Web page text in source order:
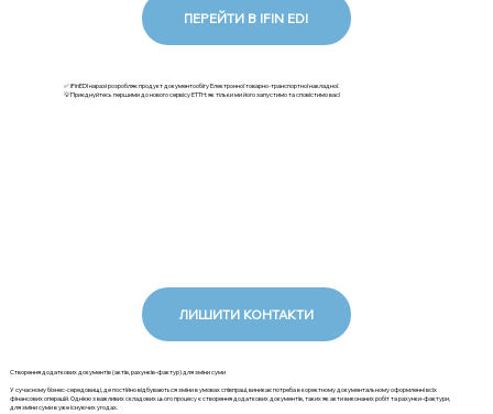
ПЕРЕЙТИ В IFIN EDI
✅ iFinEDI наразі розробляє продукт документообігу Електронної товарно-транспортної накладної.
💡Приєднуйтесь першими до нового сервісу ЕТТН: як тільки ми його запустимо та сповістимо вас!
ЛИШИТИ КОНТАКТИ
Створення додаткових документів (актів, рахунків-фактур) для зміни суми
У сучасному бізнес-середовищі, де постійно відбуваються зміни в умовах співпраці, виникає потреба в коректному документальному оформленні всіх
фінансових операцій. Однією з важливих складових цього процесу є створення додаткових документів, таких як акти виконаних робіт та рахунки-фактури,
для зміни суми в уже існуючих угодах.